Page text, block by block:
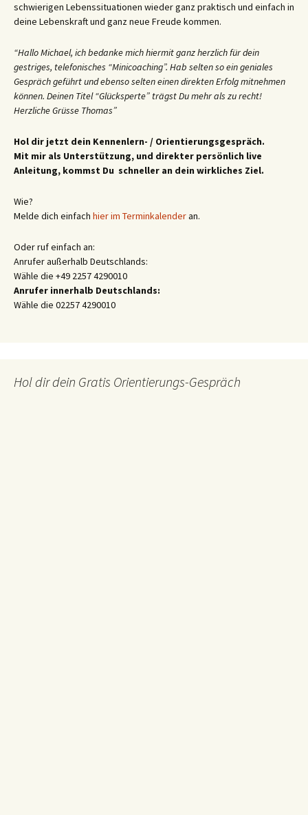
schwierigen Lebenssituationen wieder ganz praktisch und einfach in
deine Lebenskraft und ganz neue Freude kommen.
“Hallo Michael, ich bedanke mich hiermit ganz herzlich für dein
gestriges, telefonisches “Minicoaching”. Hab selten so ein geniales
Gespräch geführt und ebenso selten einen direkten Erfolg mitnehmen
können. Deinen Titel “Glücksperte” trägst Du mehr als zu recht!
Herzliche Grüsse Thomas”
Hol dir jetzt dein Kennenlern- / Orientierungsgespräch.
Mit mir als Unterstützung, und direkter persönlich live
Anleitung, kommst Du schneller an dein wirkliches Ziel.
Wie?
Melde dich einfach hier im Terminkalenderan.
Oder ruf einfach an:
Anrufer außerhalb Deutschlands:
Wähle die +49 2257 4290010
Anrufer innerhalb Deutschlands:
Wähle die 02257 4290010
Hol dir dein Gratis Orientierungs-Gespräch